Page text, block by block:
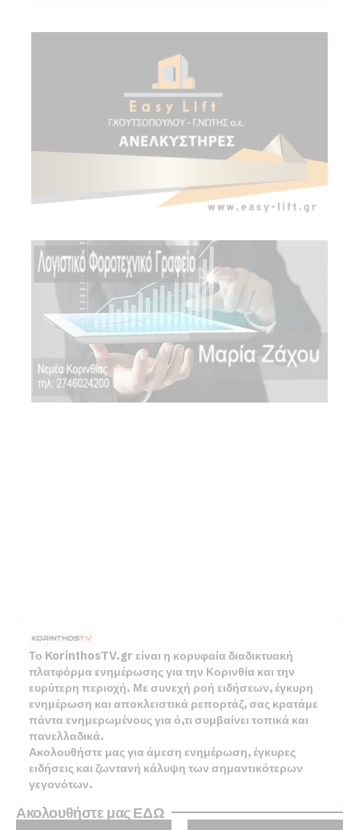
Το KorinthosTV.gr είναι η κορυφαία διαδικτυακή
πλατφόρμα ενημέρωσης για την Κορινθία και την
ευρύτερη περιοχή. Με συνεχή ροή ειδήσεων, έγκυρη
ενημέρωση και αποκλειστικά ρεπορτάζ, σας κρατάμε
πάντα ενημερωμένους για ό,τι συμβαίνει τοπικά και
πανελλαδικά.
Ακολουθήστε μας για άμεση ενημέρωση, έγκυρες
ειδήσεις και ζωντανή κάλυψη των σημαντικότερων
γεγονότων.
Ακολουθήστε μας ΕΔΩ